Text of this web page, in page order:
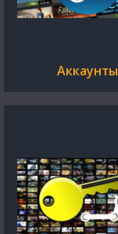
Аккаунты